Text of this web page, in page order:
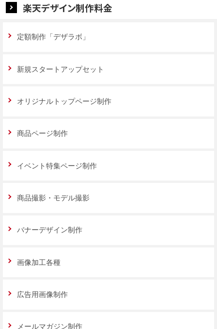
楽天デザイン制作料金
定額制作「デザラボ」
新規スタートアップセット
オリジナルトップページ制作
商品ページ制作
イベント特集ページ制作
商品撮影・モデル撮影
バナーデザイン制作
画像加工各種
広告用画像制作
メールマガジン制作